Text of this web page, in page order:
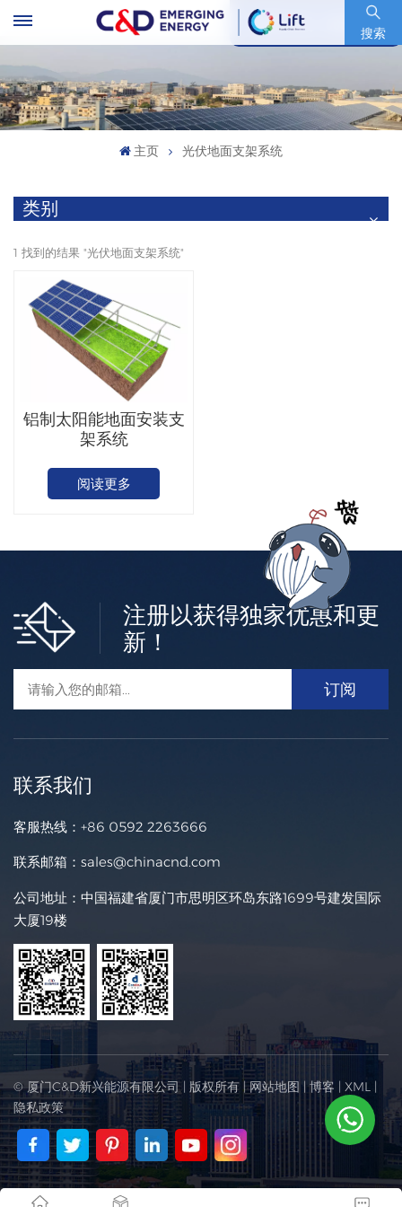
搜索
股票代码 : 600153.SH
主页 光伏地面支架系统
类别
1 找到的结果 "光伏地面支架系统"
铝制太阳能地面安装支
架系统
阅读更多
注册以获得独家优惠和更
新！
联系我们
客服热线： +86 0592 2263666
联系邮箱： sales@chinacnd.com
公司地址：中国福建省厦门市思明区环岛东路1699号建发国际
大厦19楼
© 厦门C&D新兴能源有限公司 | 版权所有 |网站地图 | 博客 | XML |
隐私政策